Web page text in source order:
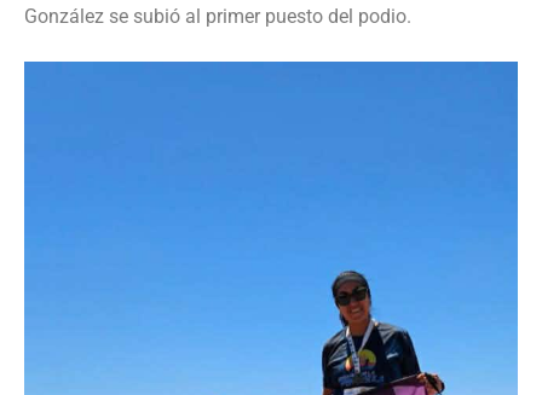
González se subió al primer puesto del podio.